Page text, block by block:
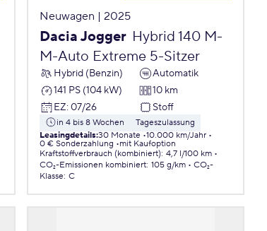
Neuwagen | 2025
Dacia Jogger Hybrid 140 M-
M-Auto Extreme 5-Sitzer
Hybrid (Benzin)
Automatik
141 PS (104 kW)
10 km
EZ: 07/26 Stoff
in 4 bis 8 Wochen
Tageszulassung
Leasingdetails:30 Monate 10.000 km/Jahr
0 € Sonderzahlung
mit Kaufoption
Kraftstoffverbrauch (kombiniert): 4,7 l/100 km
CO₂-Emissionen kombiniert: 105 g/km
CO₂-
Klasse: C